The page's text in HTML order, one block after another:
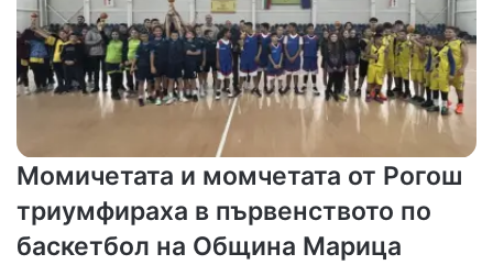
Момичетата и момчетата от Рогош
триумфираха в първенството по
баскетбол на Община Марица